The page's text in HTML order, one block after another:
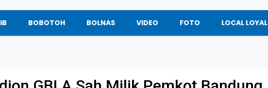
BOBOTOH BOLNAS VIDEO FOTO LOCAL LOYAL